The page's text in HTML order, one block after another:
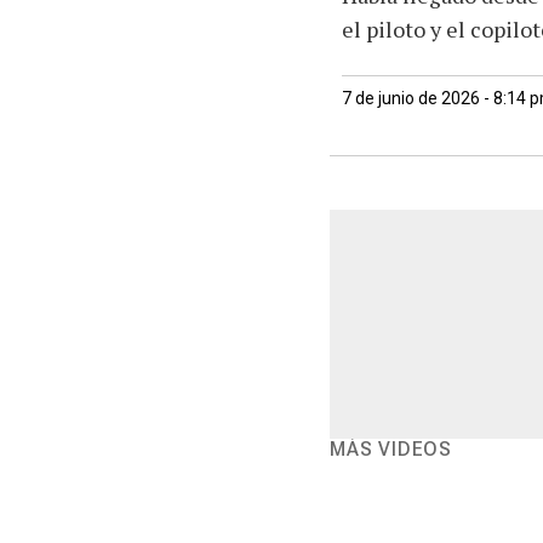
el piloto y el
7 de junio de 2026 - 8:14
MÁS VIDEOS